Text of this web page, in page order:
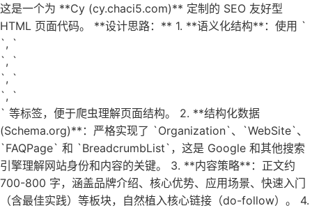
这是一个为 **Cy (cy.chaci5.com)** 定制的 SEO 友好型
HTML 页面代码。 **设计思路：** 1. **语义化结构**：使用 `
`, `
`, `
`, `
`, `
` 等标签，便于爬虫理解页面结构。 2. **结构化数据
(Schema.org)**：严格实现了 `Organization`、`WebSite`、
`FAQPage` 和 `BreadcrumbList`，这是 Google 和其他搜索
引擎理解网站身份和内容的关键。 3. **内容策略**：正文约
700-800 字，涵盖品牌介绍、核心优势、应用场景、快速入门
（含最佳实践）等板块，自然植入核心链接（do-follow）。 4.